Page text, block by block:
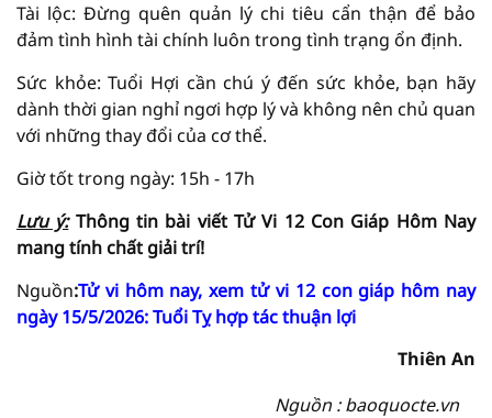
Tài lộc: Đừng quên quản lý chi tiêu cẩn thận để bảo
đảm tình hình tài chính luôn trong tình trạng ổn định.
Sức khỏe: Tuổi Hợi cần chú ý đến sức khỏe, bạn hãy
dành thời gian nghỉ ngơi hợp lý và không nên chủ quan
với những thay đổi của cơ thể.
Giờ tốt trong ngày: 15h - 17h
Lưu ý: Thông tin bài viếtTử Vi 12 Con Giáp Hôm Nay
mang tính chất giảitrí!
Nguồn:Tử vi hôm nay, xem tử vi 12 con giáp hôm nay
ngày 15/5/2026: Tuổi Tỵ hợp tác thuận lợi
Thiên An
Nguồn : baoquocte.vn